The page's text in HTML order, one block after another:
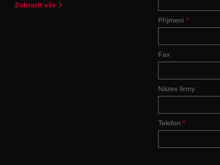
Zobrazit vše
Příjmení *
Fax
Název firmy
Telefon *